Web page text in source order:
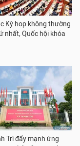
Kỳ họp không thường
nhất, Quốc hội khóa
Trì đẩy mạnh ứng